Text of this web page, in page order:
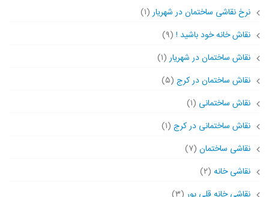
نرخ نقاشی ساختمان در شهریار(۱)
نقاش خانه خود باشید ! (۹)
نقاش ساختمان در شهریار(۱)
نقاش ساختمان در کرج (۵)
نقاش ساختمانی (۱)
نقاش ساختمانی در کرج (۱)
نقاشی ساختمان (۷)
نقاشی خانه (۲)